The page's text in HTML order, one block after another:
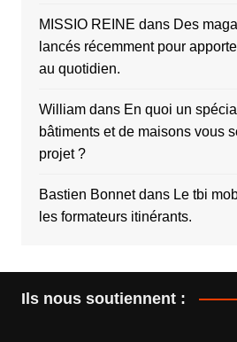
MISSIO REINE dans Des
lancés récemment pour
au quotidien.
Williamdans En quoi un
bâtiments et de maisons vous
projet ?
Bastien Bonnetdans Le tbi
les formateurs itinérants.
Ils nous soutiennent :